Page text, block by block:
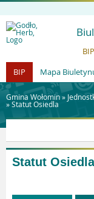
BIP
Mapa
Gmina Wołomin »
»Statut Osiedla
Statut